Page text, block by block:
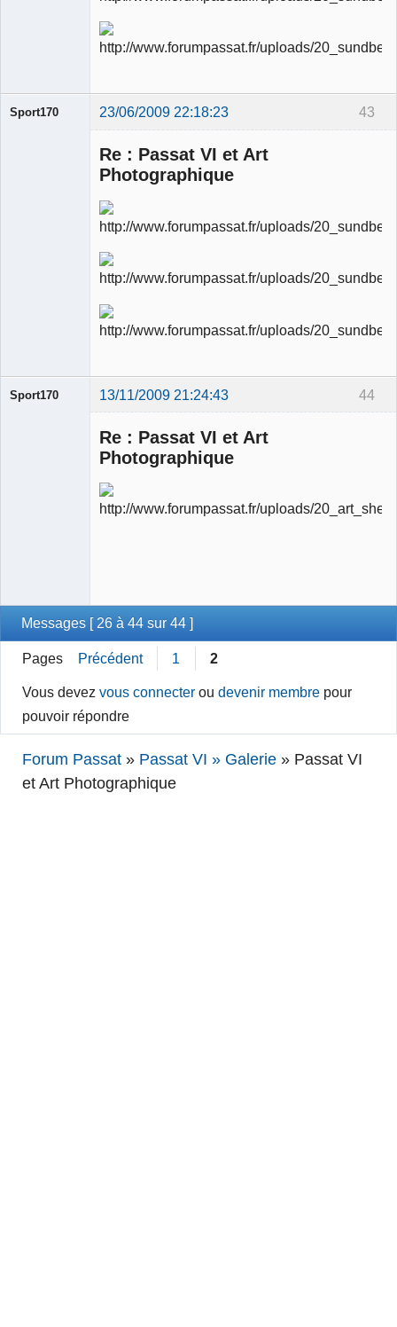
43
Sport170 23/06/2009 22:18:23
Re : Passat VI et Art
Photographique
44
Sport170 13/11/2009 21:24:43
Re : Passat VI et Art
Photographique
Messages [ 26 à 44 sur 44 ]
Pages Précédent 1 2
Vous devezvous connecter oudevenir membre pour
pouvoir répondre
Forum Passat » Passat VI » Galerie » Passat VI
et Art Photographique